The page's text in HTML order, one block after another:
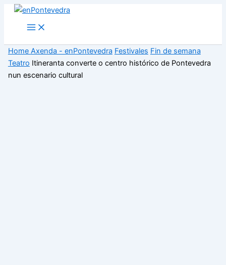
Main
Menu
Home Axenda - enPontevedra Festivales Fin de semana
Teatro Itineranta converte o centro histórico de Pontevedra
nun escenario cultural